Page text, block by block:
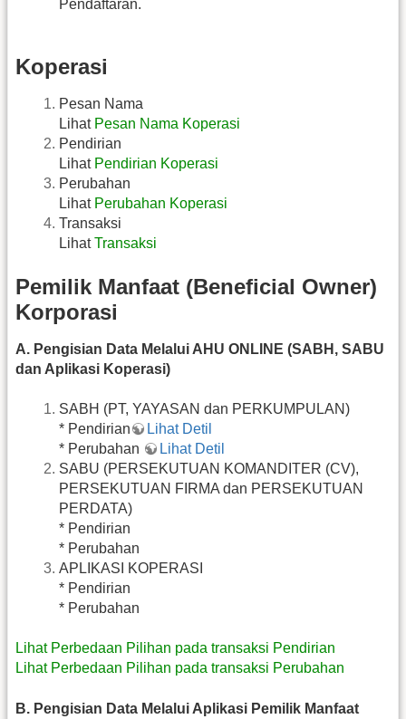
Pendaftaran.
Koperasi
Pesan Nama
Lihat Pesan Nama Koperasi
Pendirian
Lihat Pendirian Koperasi
Perubahan
Lihat Perubahan Koperasi
Transaksi
LihatTransaksi
Pemilik Manfaat (Beneficial Owner)
Korporasi
A. Pengisian Data Melalui AHU ONLINE (SABH, SABU
dan Aplikasi Koperasi)
SABH (PT, YAYASAN dan PERKUMPULAN)
* Pendirian
Lihat Detil
* Perubahan
Lihat Detil
SABU (PERSEKUTUAN KOMANDITER (CV),
PERSEKUTUAN FIRMA dan PERSEKUTUAN
PERDATA)
* Pendirian
* Perubahan
APLIKASI KOPERASI
* Pendirian
* Perubahan
Lihat Perbedaan Pilihan pada transaksi Pendirian
Lihat Perbedaan Pilihan pada transaksi Perubahan
B. Pengisian Data Melalui Aplikasi Pemilik Manfaat